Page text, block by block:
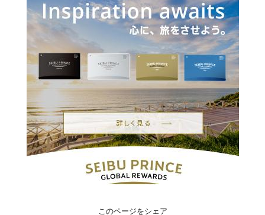
このページをシェア